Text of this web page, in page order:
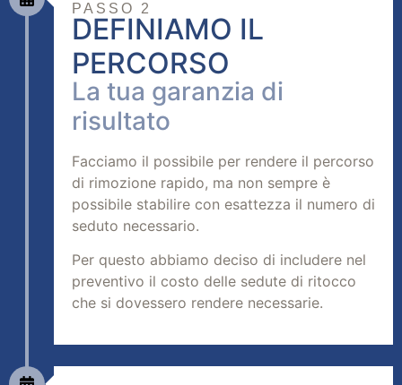
PASSO 2
DEFINIAMO IL
PERCORSO
La tua garanzia di
risultato
Facciamo il possibile per rendere il percorso
di rimozione rapido, ma non sempre è
possibile stabilire con esattezza il numero di
seduto necessario.
Per questo abbiamo deciso di includere nel
preventivo il costo delle sedute di ritocco
che si dovessero rendere necessarie.